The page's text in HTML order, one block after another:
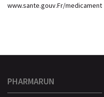
www.sante.gouv.Fr/medicament
PHARMARUN